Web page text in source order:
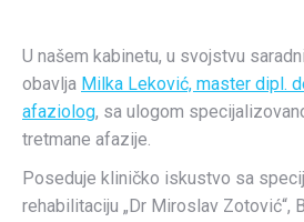
U našem kabinetu, u svojstvu
obavlja Milka Leković, master dipl.
afaziolog, sa ulogom
tretmane afazije.
Poseduje kliničko iskustvo sa
rehabilitaciju „Dr Miroslav Zotović“,